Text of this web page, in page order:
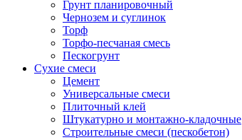
Грунт планировочный
Чернозем и суглинок
Торф
Торфо-песчаная смесь
Пескогрунт
Сухие смеси
Цемент
Универсальные смеси
Плиточный клей
Штукатурно и монтажно-кладочные
Строительные смеси (пескобетон)